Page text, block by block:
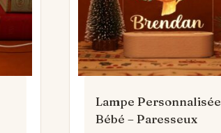
Lampe Personnalisée
Bébé – Paresseux